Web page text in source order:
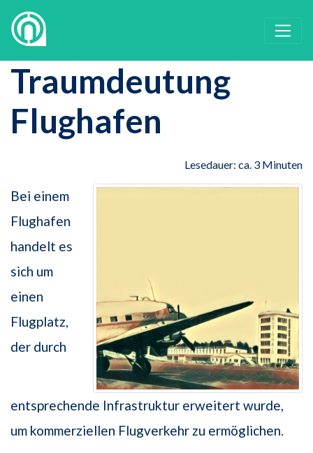
Traumdeutung
Flughafen
Lesedauer: ca. 3 Minuten
Bei einem
Flughafen
handelt es
sich um
einen
Flugplatz,
der durch
entsprechende Infrastruktur erweitert wurde,
um kommerziellen Flugverkehr zu ermöglichen.